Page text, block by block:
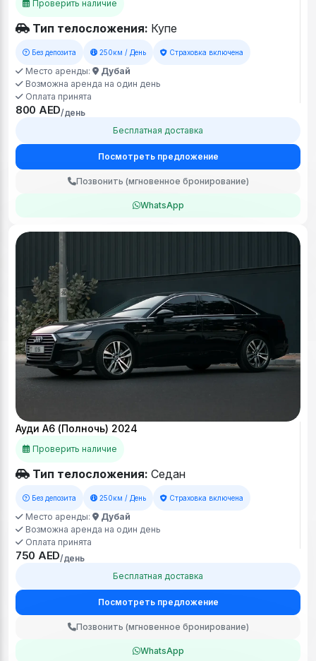
Тип телосложения: Купе
Без депозита 250км / День Страховка включена
Место аренды:
Дубай
Возможна аренда на один день
Оплата принята
800 AED/день
Бесплатная доставка
Посмотреть предложение
Позвонить (мгновенное бронирование)
WhatsApp
Ауди А6 (Полночь) 2024
Проверить наличие
Тип телосложения: Седан
Без депозита 250км / День Страховка включена
Место аренды:
Дубай
Возможна аренда на один день
Оплата принята
750 AED/день
Бесплатная доставка
Посмотреть предложение
Позвонить (мгновенное бронирование)
WhatsApp